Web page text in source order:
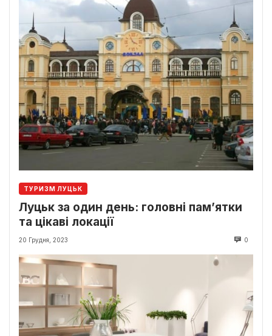
ТУРИЗМ ЛУЦЬК
Луцьк за один день: головні пам’ятки
та цікаві локації
20 Грудня, 2023 0